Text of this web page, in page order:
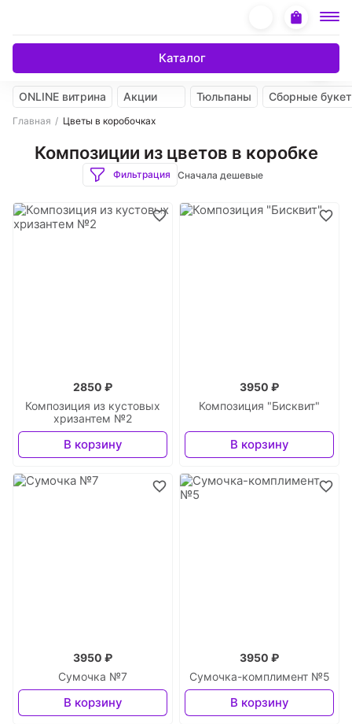
Каталог
ONLINE витрина Акции Тюльпаны Сборные
Главная Цветы в коробочках
Композиции из цветов в коробке
Фильтрация Сначала дешевые
Композиция из кустовых
хризантем №2
2850 ₽
В корзину
Композиция "Бисквит"
3950 ₽
В корзину
Сумочка №7
3950 ₽
В корзину
Сумочка-комплимент №5
3950 ₽
В корзину